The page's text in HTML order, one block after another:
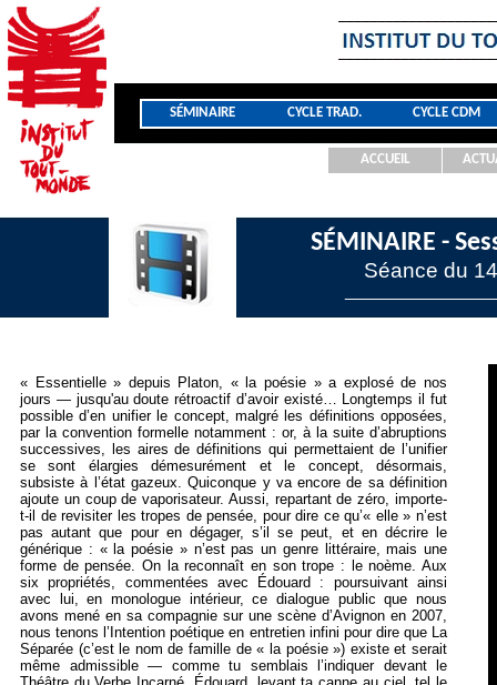
SÉMINAIRE -
Séance du
« Essentielle » depuis Platon, « la poésie » a explosé de nos
jours — jusqu'au doute rétroactif d’avoir existé… Longtemps il fut
possible d’en unifier le concept, malgré les définitions opposées,
par la convention formelle notamment : or, à la suite d’abruptions
successives, les aires de définitions qui permettaient de l’unifier
se sont élargies démesurément et le concept, désormais,
subsiste à l’état gazeux. Quiconque y va encore de sa définition
ajoute un coup de vaporisateur. Aussi, repartant de zéro, importe-
t-il de revisiter les tropes de pensée, pour dire ce qu’« elle » n’est
pas autant que pour en dégager, s’il se peut, et en décrire le
générique : « la poésie » n’est pas un genre littéraire, mais une
forme de pensée. On la reconnaît en son trope : le noème. Aux
six propriétés, commentées avec Édouard : poursuivant ainsi
avec lui, en monologue intérieur, ce dialogue public que nous
avons mené en sa compagnie sur une scène d’Avignon en 2007,
nous tenons l’Intention poétique en entretien infini pour dire que La
Séparée (c’est le nom de famille de « la poésie ») existe et serait
même admissible — comme tu semblais l’indiquer devant le
SÉMINAIRE CYCLE TRAD. CYCLE CDM
ACCUEIL